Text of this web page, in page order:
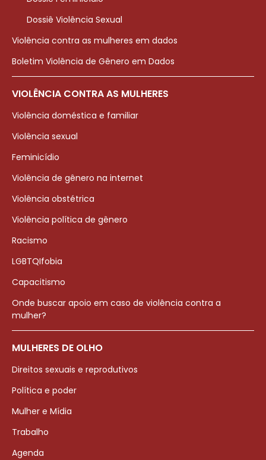
Dossiê Violência Sexual
Violência contra as mulheres em dados
Boletim Violência de Gênero em Dados
VIOLÊNCIA CONTRA AS MULHERES
Violência doméstica e familiar
Violência sexual
Feminicídio
Violência de gênero na internet
Violência obstétrica
Violência política de gênero
Racismo
LGBTQIfobia
Capacitismo
Onde buscar apoio em caso de violência contra a
mulher?
MULHERES DE OLHO
Direitos sexuais e reprodutivos
Política e poder
Mulher e Mídia
Trabalho
Agenda